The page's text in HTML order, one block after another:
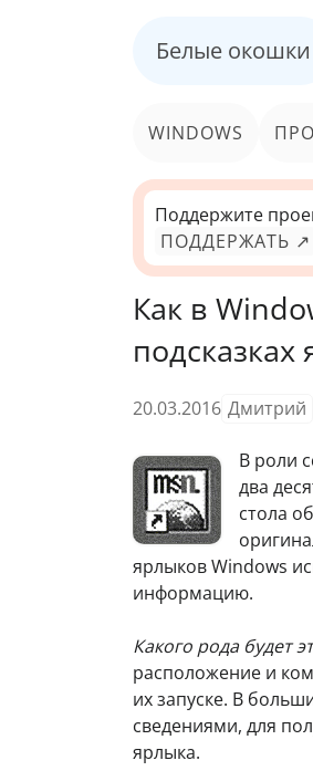
Белые окошки
WINDOWS
Поддержите
ПОДДЕРЖАТЬ ↗
Как в
подсказках
20.03.2016 Дмитрий
В роли
два
стола
ярлыков Windows
информацию.
Какого рода будет
расположение и
их запуске. В
сведениями, для
ярлыка.